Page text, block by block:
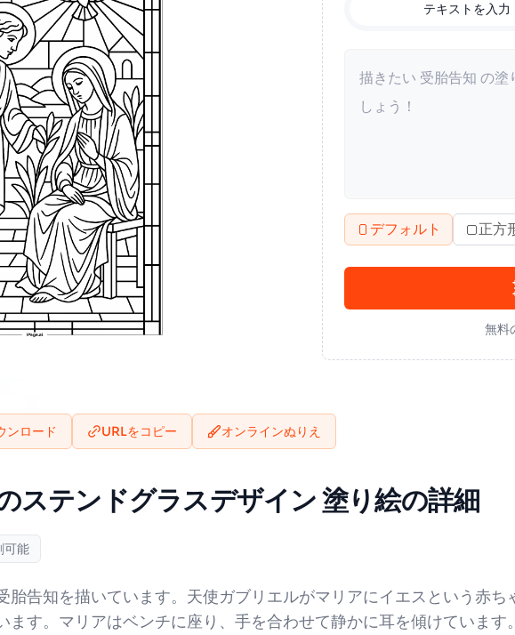
テキストを入力
デフォルト 正方
無料
ンロード URLをコピー オンラインぬりえ
ステンドグラスデザイン 塗り絵の詳細
可能
胎告知を描いています。天使ガブリエルがマリアにイエスという赤
ます。マリアはベンチに座り、手を合わせて静かに耳を傾けていま